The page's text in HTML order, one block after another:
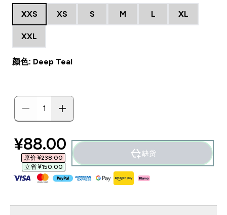
XXS XS S M L XL
XXL
颜色: Deep Teal
discounted price
¥88.00‎
原价 ¥238.00‎
立省 ¥150.00‎
缺货